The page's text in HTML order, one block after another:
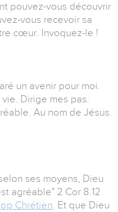
pouvez-vous découvrir
vous recevoir sa
cœur. Invoquez-le !
un avenir pour moi.
Dirige mes pas.
Au nom de Jésus.
ses moyens, Dieu
agréable" 2 Cor 8.12
Chrétien. Et que Dieu